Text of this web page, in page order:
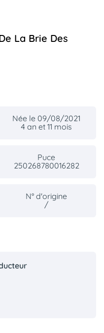
La Brie Des
Née le 09/08/2021
4 an et 11 mois
Puce
250268780016282
N° d'origine
/